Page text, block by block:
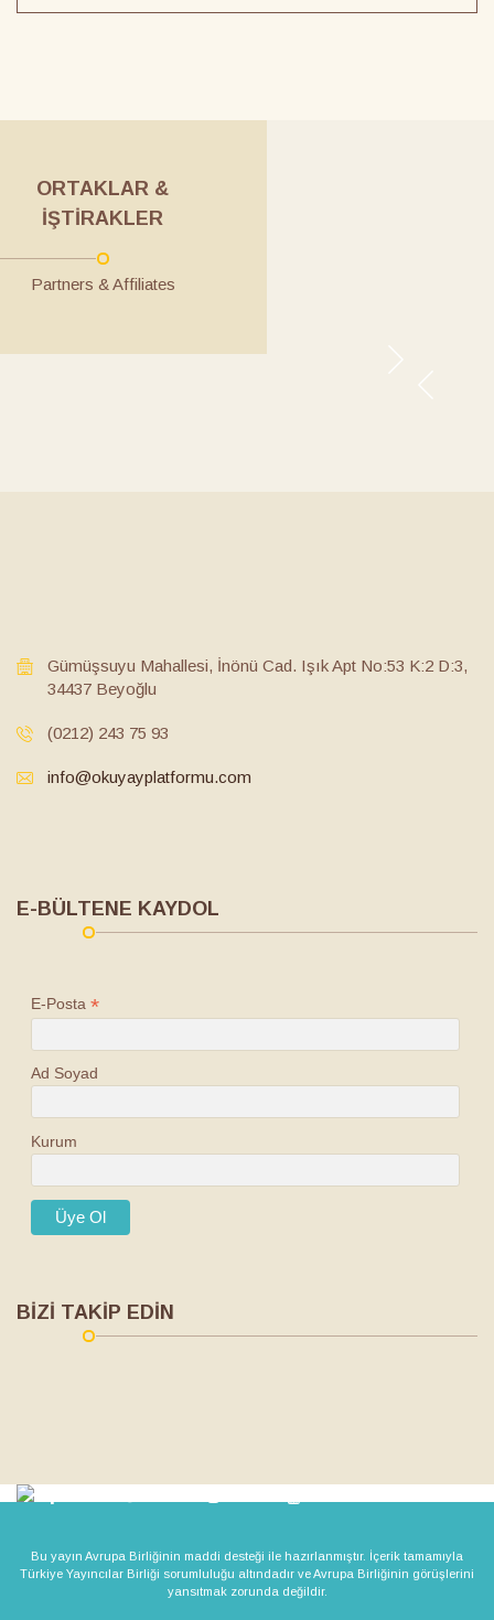
ORTAKLAR &
İŞTIRAKLER
Partners & Affiliates
Gümüşsuyu Mahallesi, İnönü Cad. Işık Apt No:53 K:2 D:3,
34437 Beyoğlu
(0212) 243 75 93
info@okuyayplatformu.com
E-BÜLTENE KAYDOL
E-Posta *
Ad Soyad
Kurum
BİZİ TAKİP EDİN
Bu yayın Avrupa Birliğinin maddi desteği ile hazırlanmıştır. İçerik tamamıyla
Türkiye Yayıncılar Birliği sorumluluğu altındadır ve Avrupa Birliğinin görüşlerini
yansıtmak zorunda değildir.